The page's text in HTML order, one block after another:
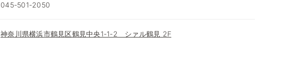
045-501-2050
神奈川県横浜市鶴見区鶴見中央1-1-2 シァル鶴見 2F